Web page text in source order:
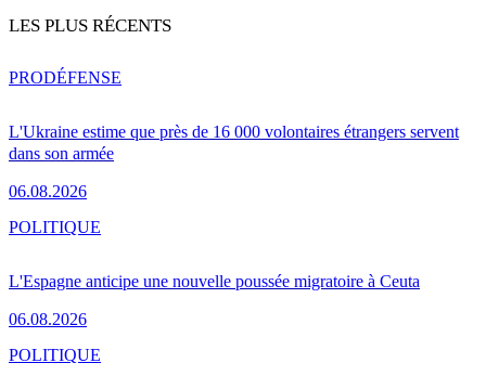
LES PLUS RÉCENTS
L'Ukraine estime que près de 16 000 volontaires étrangers servent
dans son armée
06.08.2026
PRODÉFENSE
L'Espagne anticipe une nouvelle poussée migratoire à Ceuta
06.08.2026
POLITIQUE
POLITIQUE